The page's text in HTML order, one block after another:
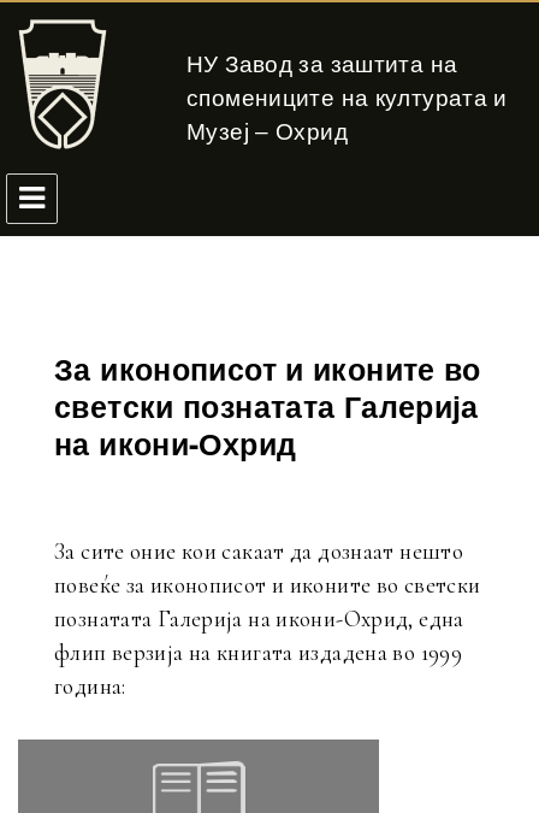
НУ Завод за заштита на
спомениците на културата и
Музеј – Охрид
За иконописот и иконите во
светски познатата Галерија
на икони-Охрид
За сите оние кои сакаат да дознаат нешто
повеќе за иконописот и иконите во светски
познатата Галерија на икони-Охрид, една
флип верзија на книгата издадена во 1999
година: